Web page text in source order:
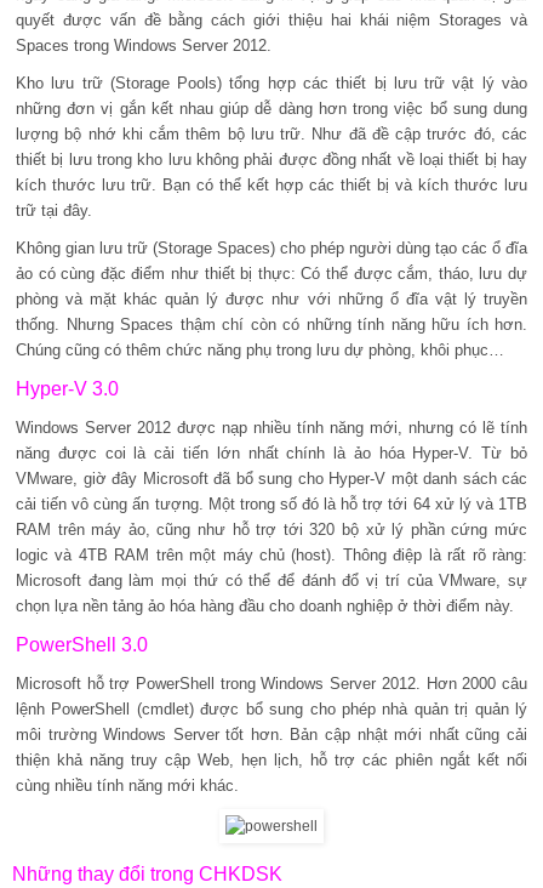
quyết được vấn đề bằng cách giới thiệu hai khái niệm Storages và
Spaces trong Windows Server 2012.
Kho lưu trữ (Storage Pools) tổng hợp các thiết bị lưu trữ vật lý vào
những đơn vị gắn kết nhau giúp dễ dàng hơn trong việc bổ sung dung
lượng bộ nhớ khi cắm thêm bộ lưu trữ. Như đã đề cập trước đó, các
thiết bị lưu trong kho lưu không phải được đồng nhất về loại thiết bị hay
kích thước lưu trữ. Bạn có thể kết hợp các thiết bị và kích thước lưu
trữ tại đây.
Không gian lưu trữ (Storage Spaces) cho phép người dùng tạo các ổ đĩa
ảo có cùng đặc điểm như thiết bị thực: Có thể được cắm, tháo, lưu dự
phòng và mặt khác quản lý được như với những ổ đĩa vật lý truyền
thống. Nhưng Spaces thậm chí còn có những tính năng hữu ích hơn.
Chúng cũng có thêm chức năng phụ trong lưu dự phòng, khôi phục…
Hyper-V 3.0
Windows Server 2012 được nạp nhiều tính năng mới, nhưng có lẽ tính
năng được coi là cải tiến lớn nhất chính là ảo hóa Hyper-V. Từ bỏ
VMware, giờ đây Microsoft đã bổ sung cho Hyper-V một danh sách các
cải tiến vô cùng ấn tượng. Một trong số đó là hỗ trợ tới 64 xử lý và 1TB
RAM trên máy ảo, cũng như hỗ trợ tới 320 bộ xử lý phần cứng mức
logic và 4TB RAM trên một máy chủ (host). Thông điệp là rất rõ ràng:
Microsoft đang làm mọi thứ có thể để đánh đổ vị trí của VMware, sự
chọn lựa nền tảng ảo hóa hàng đầu cho doanh nghiệp ở thời điểm này.
PowerShell 3.0
Microsoft hỗ trợ PowerShell trong Windows Server 2012. Hơn 2000 câu
lệnh PowerShell (cmdlet) được bổ sung cho phép nhà quản trị quản lý
môi trường Windows Server tốt hơn. Bản cập nhật mới nhất cũng cải
thiện khả năng truy cập Web, hẹn lịch, hỗ trợ các phiên ngắt kết nối
cùng nhiều tính năng mới khác.
Những thay đổi trong CHKDSK